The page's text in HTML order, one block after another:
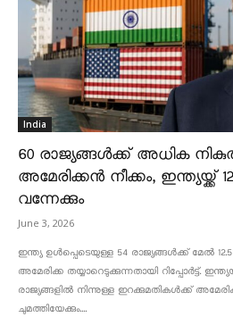
India
60 രാജ്യങ്ങൾക്ക് അധിക
അമേരിക്കൻ നീക്കം,
വന്നേക്കും
June 3, 2026
ഇന്ത്യ ഉൾപ്പെടെയുള്ള 54 രാജ്യങ്ങൾക്ക് മേൽ
അമേരിക്ക തയ്യാറെടുക്കുന്നതായി റിപ്പോർട്ട്.
രാജ്യങ്ങളിൽ നിന്നുള്ള ഇറക്കുമതികൾക്ക്
ചുമത്തിയേക്കും....